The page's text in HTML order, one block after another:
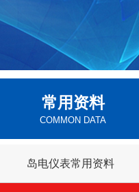
常用资料
COMMON DATA
岛电仪表常用资料